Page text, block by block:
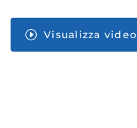
Visualizza video